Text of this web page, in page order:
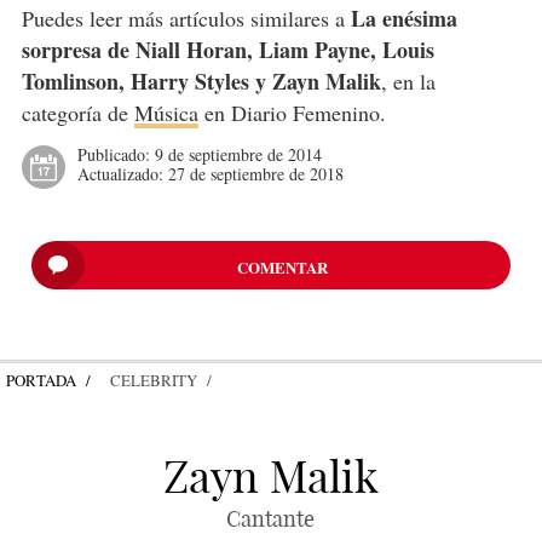
Puedes leer más artículos similares a La enésima
sorpresa de Niall Horan, Liam Payne, Louis
Tomlinson, Harry Styles y Zayn Malik, en la
categoría de Músicaen Diario Femenino.
Publicado: 9 de septiembre de 2014
Actualizado: 27 de septiembre de 2018
COMENTAR
PORTADA CELEBRITY
Zayn Malik
Cantante